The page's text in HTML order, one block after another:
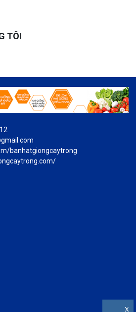
TÔI
banhatgiongcaytrong